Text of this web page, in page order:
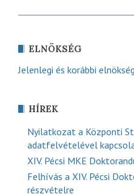
ELNÖKSÉG
Jelenlegi és korábbi
HÍREK
Nyilatkozat a Központi
adatfelvételével
XIV. Pécsi MKE
Felhívás a XIV. Pécsi
részvételre